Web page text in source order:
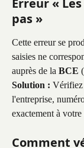
pas »
Cette erreur se
saisies ne
auprès de la BCE
Solution : Vérifiez
l'entreprise,
exactement à
Comment